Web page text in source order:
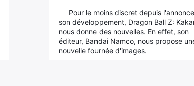
Pour le moins discret depuis
son développement, Dragon Ball Z:
nous donne des nouvelles. En effet, son
éditeur, Bandai Namco, nous propose
nouvelle fournée d'images.